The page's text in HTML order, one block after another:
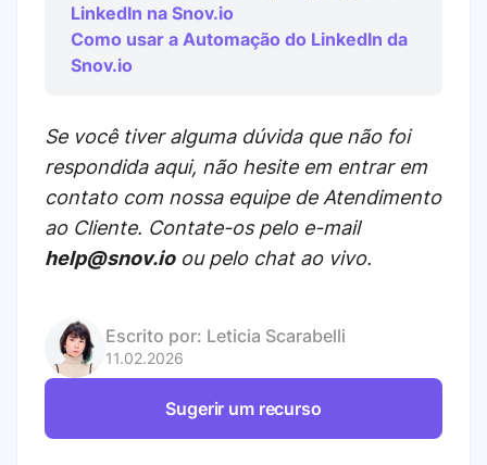
LinkedIn na Snov.io
Como usar a Automação do LinkedIn da
Snov.io
Se você tiver alguma dúvida que não foi
respondida aqui, não hesite em entrar em
contato com nossa equipe de Atendimento
ao Cliente. Contate-os pelo e-mail
help@snov.ioou pelo chat ao vivo.
Escrito por: Leticia Scarabelli
11.02.2026
Sugerir um recurso